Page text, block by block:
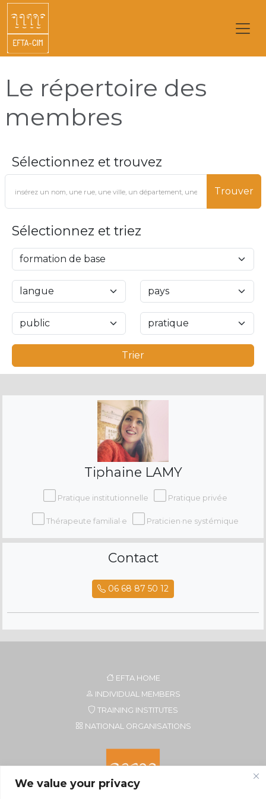
We value your privacy
Le répertoire des
membres
Sélectionnez et trouvez
Trouver
Sélectionnez et triez
Trier
Tiphaine LAMY
Pratique institutionnelle Pratique privée
Thérapeute familial·e Praticien·ne systémique
Contact
06 68 87 50 12
EFTA HOME
INDIVIDUAL MEMBERS
TRAINING INSTITUTES
NATIONAL ORGANISATIONS